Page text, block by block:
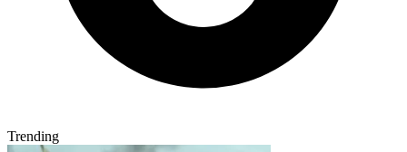
Trending